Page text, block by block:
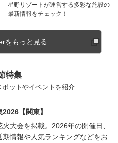
星野リゾートが運営する多彩な施設の
最新情報をチェック！
をもっと見る
特集
ットやイベントを紹介
【関東】
大会を掲載。2026年の開催日、
期情報や人気ランキングなどをお